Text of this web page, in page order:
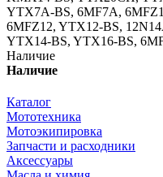
YTX7A-BS, 6MF7A,
6MFZ12, YTX12-BS,
YTX14-BS, YTX16-BS,
Наличие
Наличие
Каталог
Мототехника
Мотоэкипировка
Запчасти и расходники
Аксессуары